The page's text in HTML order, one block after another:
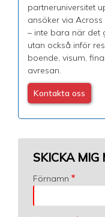
partneruniversitet
ansöker via
– inte bara när det
utan också inför
boende, visum,
avresan.
Kontakta oss
SKICKA MIG
Förnamn